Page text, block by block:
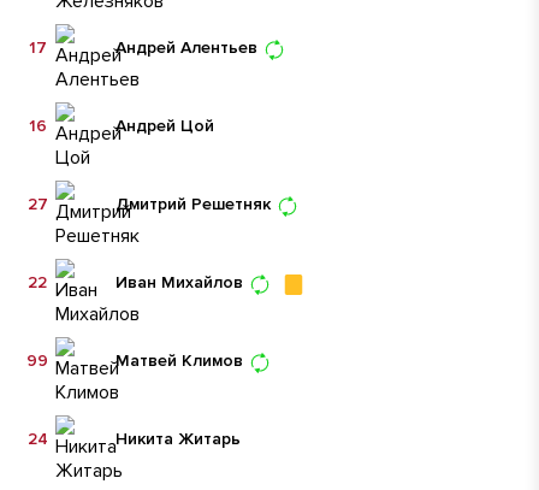
Андрей Алентьев
17
Андрей Цой
16
Дмитрий Решетняк
27
Иван Михайлов
22
Матвей Климов
99
Никита Житарь
24